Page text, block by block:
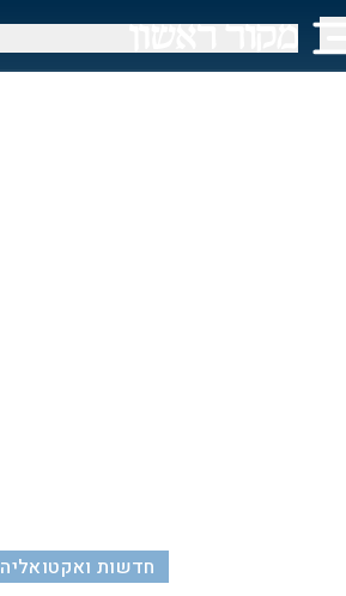
חדשות ואקטואליה